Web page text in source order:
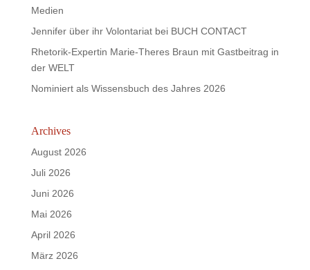
Medien
Jennifer über ihr Volontariat bei BUCH CONTACT
Rhetorik-Expertin Marie-Theres Braun mit Gastbeitrag in
der WELT
Nominiert als Wissensbuch des Jahres 2026
Archives
August 2026
Juli 2026
Juni 2026
Mai 2026
April 2026
März 2026